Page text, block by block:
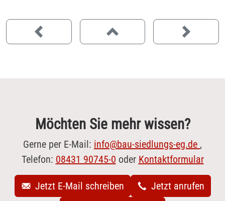
Möchten Sie mehr wissen?
Gerne per E-Mail: info@bau-siedlungs-eg.de ,
Telefon: 08431 90745-0 oder Kontaktformular
Jetzt E-Mail schreiben
Jetzt anrufen